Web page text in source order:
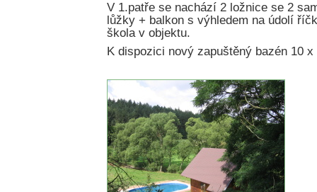
V 1.patře se nachází 2 ložnice se 2
lůžky + balkon s výhledem na údolí
škola v objektu.
K dispozici nový zapuštěný bazén 10